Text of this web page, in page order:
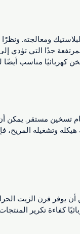
ومعالجته.
جدًا التي
مناسب أيضًا
مستقر. يمكن أن
وتشغيله
يوفر فرن الزيت
كفاءة تكرير